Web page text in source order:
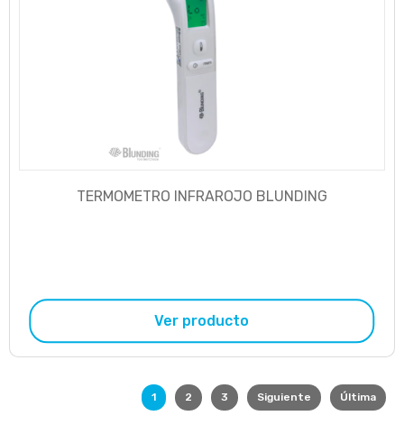
TERMOMETRO INFRAROJO BLUNDING
Ver producto
1 2 3 Siguiente Última